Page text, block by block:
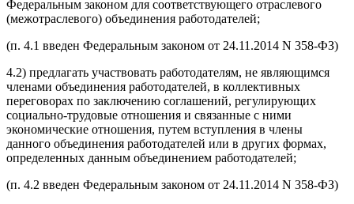
Федеральным законом для соответствующего отраслевого
(межотраслевого) объединения работодателей;
(п. 4.1 введен Федеральным законом от 24.11.2014 N 358-ФЗ)
4.2) предлагать участвовать работодателям, не являющимся
членами объединения работодателей, в коллективных
переговорах по заключению соглашений, регулирующих
социально-трудовые отношения и связанные с ними
экономические отношения, путем вступления в члены
данного объединения работодателей или в других формах,
определенных данным объединением работодателей;
(п. 4.2 введен Федеральным законом от 24.11.2014 N 358-ФЗ)